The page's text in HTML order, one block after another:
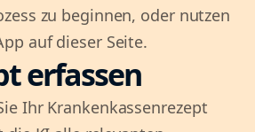
zu beginnen, oder nutzen
auf dieser Seite.
erfassen
Ihr Krankenkassenrezept